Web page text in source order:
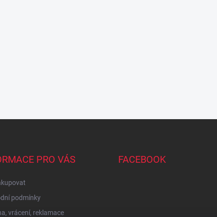
PRO VÁS
podmínky
vrácení, reklamace
FACEBOOK